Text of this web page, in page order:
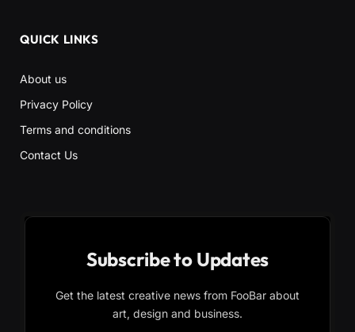
QUICK LINKS
About us
Privacy Policy
Terms and conditions
Contact Us
Subscribe to Updates
Get the latest creative news from FooBar about
art, design and business.